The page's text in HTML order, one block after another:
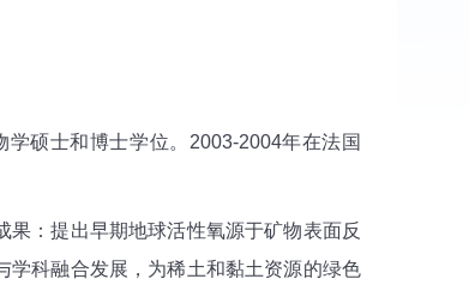
硕士和博士学位。2003-2004年在法国
：提出早期地球活性氧源于矿物表面反
学科融合发展，为稀土和黏土资源的绿色